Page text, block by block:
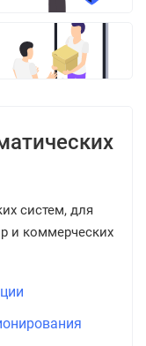
систем, для
и коммерческих